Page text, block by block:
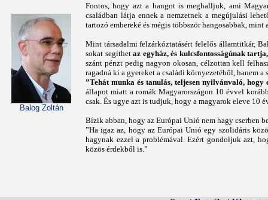
Balog Zoltán
Fontos, hogy azt a hangot is meghalljuk, ami
családban látja ennek a nemzetnek a megújulási
tartozó embereké és mégis többször hangosabbak,
Mint társadalmi felzárkóztatásért felelős államtitkár,
sokat segíthetaz egyház, és kulcsfontosságúnak
szánt pénzt pedig nagyon okosan, célzottan kell
ragadná ki a gyereket a családi környezetéből, hanem
”Tehát munka és tanulás, teljesen nyilvánvaló, hogy
állapot miatt a romák Magyarországon 10 évvel
csak. És ugye azt is tudjuk, hogy a magyarok eleve 10
Bízik abban, hogy az Európai Unió nem hagy cserben
”Ha igaz az, hogy az Európai Unió egy szolidáris
hagynak ezzel a problémával. Ezért gondoljuk azt,
közös érdekből is.”